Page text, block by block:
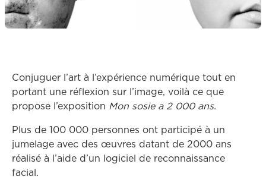
Conjuguer l’art à l’expérience numérique tout en
portant une réflexion sur l’image, voilà ce que
propose l’exposition Mon sosie a 2 000 ans.
Plus de 100 000 personnes ont participé à un
jumelage avec des œuvres datant de 2000 ans
réalisé à l’aide d’un logiciel de reconnaissance
facial.